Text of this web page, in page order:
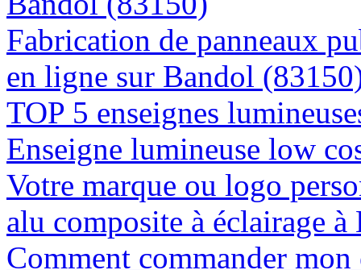
Fabrication de panneaux
en ligne sur Bandol
TOP 5 enseignes
Enseigne lumineuse low
Votre marque ou logo
alu composite à éclairage
Comment commander